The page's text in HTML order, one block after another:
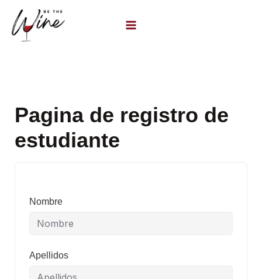
contenido
Pagina de registro de
estudiante
Nombre
Apellidos